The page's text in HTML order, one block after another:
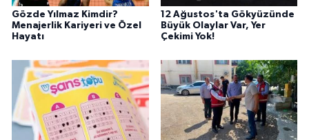
Gözde Yılmaz Kimdir?
Menajerlik Kariyeri ve Özel
Hayatı
12 Ağustos'ta Gökyüzünde
Büyük Olaylar Var, Yer
Çekimi Yok!